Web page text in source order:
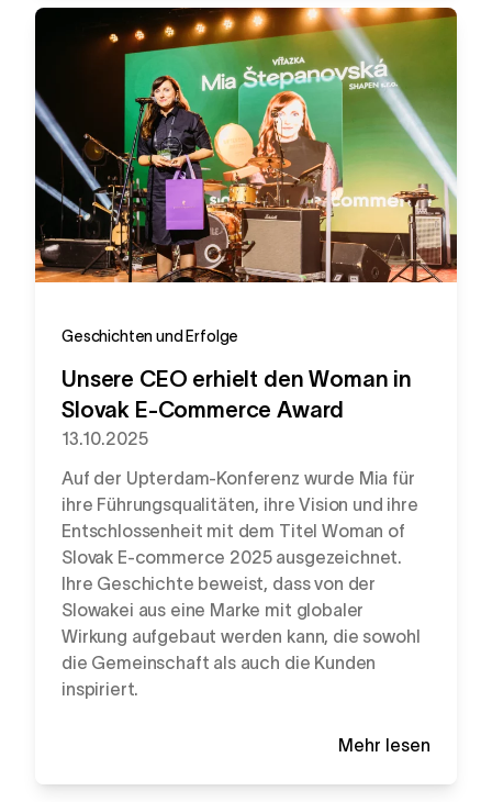
Geschichten und Erfolge
Unsere CEO erhielt den Woman in
Slovak E-Commerce Award
13.10.2025
Auf der Upterdam-Konferenz wurde Mia für
ihre Führungsqualitäten, ihre Vision und ihre
Entschlossenheit mit dem Titel Woman of
Slovak E-commerce 2025 ausgezeichnet.
Ihre Geschichte beweist, dass von der
Slowakei aus eine Marke mit globaler
Wirkung aufgebaut werden kann, die sowohl
die Gemeinschaft als auch die Kunden
inspiriert.
Mehr lesen